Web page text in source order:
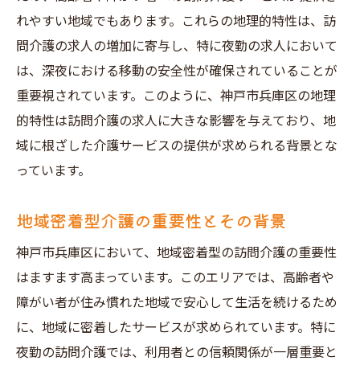
い
地域密着型の訪問介護求人が求められる理由と
そのメリットとは
地元住民としての理解が重要な理由
地域密着型求人を選ぶメリットとその魅力
地域コミュニティと連携した介護の重要性
神戸市兵庫区の地域密着型求人の特徴
夜勤訪問介護求人で求められるスキルと神戸市
兵庫区での役割
夜勤訪問介護に必要な基本スキルとは
神戸市兵庫区での実践的スキルの磨き方
れやすい地域でもあります。これらの地理的特性は、訪
問介護の求人の増加に寄与し、特に夜勤の求人において
は、深夜における移動の安全性が確保されていることが
重要視されています。このように、神戸市兵庫区の地理
的特性は訪問介護の求人に大きな影響を与えており、地
域に根ざした介護サービスの提供が求められる背景とな
っています。
地域密着型介護の重要性とその背景
神戸市兵庫区において、地域密着型の訪問介護の重要性
はますます高まっています。このエリアでは、高齢者や
障がい者が住み慣れた地域で安心して生活を続けるため
に、地域に密着したサービスが求められています。特に
夜勤の訪問介護では、利用者との信頼関係が一層重要と